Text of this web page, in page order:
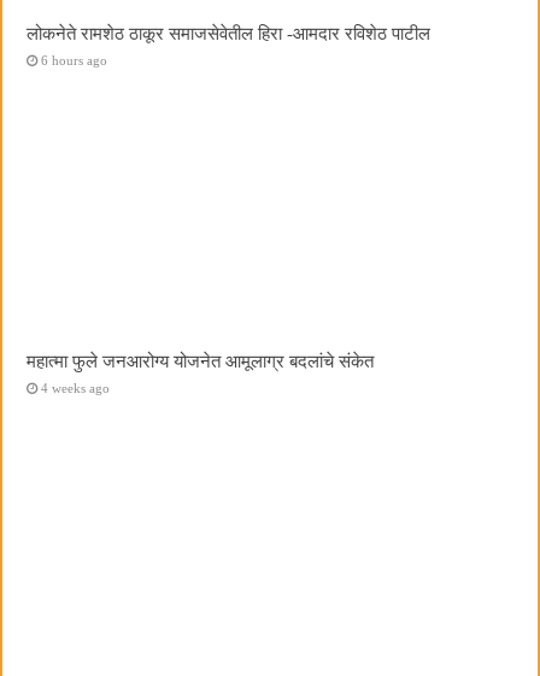
लोकनेते रामशेठ ठाकूर समाजसेवेतील हिरा -आमदार रविशेठ पाटील
6 hours ago
महात्मा फुले जनआरोग्य योजनेत आमूलाग्र बदलांचे संकेत
4 weeks ago